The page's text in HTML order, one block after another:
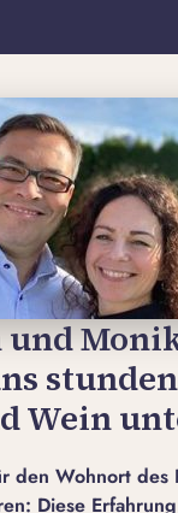
und
Wein
den Wohnort des
Diese